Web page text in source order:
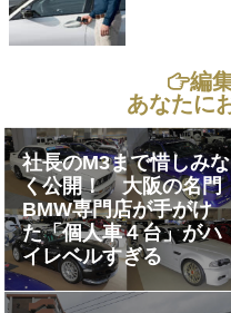
編
あなたに
社長のM3まで惜しみな
く公開！ 大阪の名門
BMW専門店が手がけ
た「個人車４台」がハ
イレベルすぎる